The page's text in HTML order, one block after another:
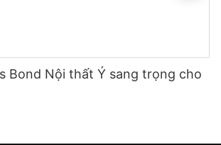
Bond Nội thất Ý sang trọng cho